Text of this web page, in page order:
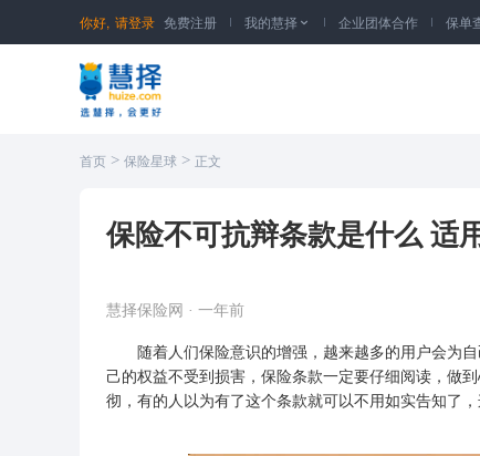
你好, 请登录 免费注册 我的慧择  企业团体合作 保单
首页 > 保险星球 > 正文
保险不可抗辩条款是什么 适
慧择保险网 · 一年前
随着人们保险意识的增强，越来越多的用户会为自
己的权益不受到损害，保险条款一定要仔细阅读，做
彻，有的人以为有了这个条款就可以不用如实告知了